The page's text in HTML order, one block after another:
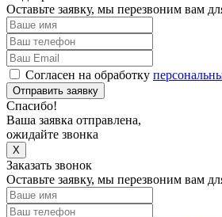
Оставьте заявку, мы перезвоним вам
Согласен на обработку
Отправить заявку
Спасибо!
Ваша заявка отправлена,
ожидайте звонка
X
Заказать звонок
Оставьте заявку, мы перезвоним вам